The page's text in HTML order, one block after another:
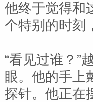
他终于觉得和
个特别的时刻
“看见过谁？”
眼。他的手上
探针。他正在